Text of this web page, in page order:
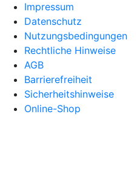
Impressum
Datenschutz
Nutzungsbedingungen
Rechtliche Hinweise
AGB
Barrierefreiheit
Sicherheitshinweise
Online-Shop